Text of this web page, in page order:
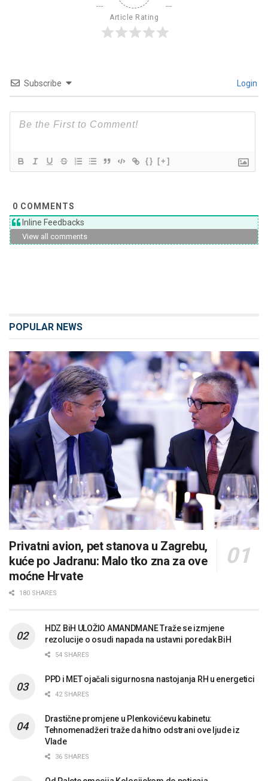
Article Rating
Subscribe Login
{} [+]
0 COMMENTS
Inline Feedbacks
View all comments
POPULAR NEWS
Privatni avion, pet stanova u Zagrebu,
kuće po Jadranu: Malo tko zna za ove
moćne Hrvate
180 SHARES
HDZ BiH ULOŽIO AMANDMANE Traže se izmjene
rezolucije o osudi napada na ustavni poredak BiH
54 SHARES
PPD i MET ojačali sigurnosna nastojanja RH u energetici
42 SHARES
Drastične promjene u Plenkovićevu kabinetu:
Tehnomenadžeri traže da hitno odstrani ove ljude iz
Vlade
36 SHARES